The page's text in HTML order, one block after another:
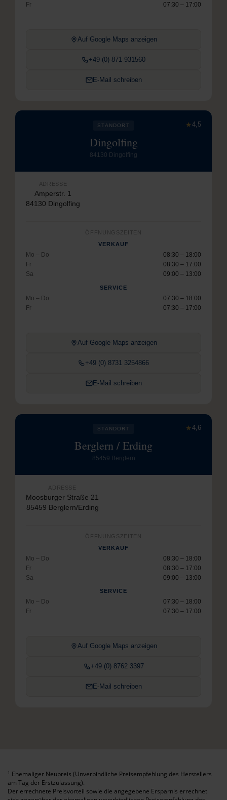
Fr
07:30 – 17:00
Auf Google Maps anzeigen
+49 (0) 871 931560
E-Mail schreiben
★4,5
STANDORT
Dingolfing
84130 Dingolfing
ADRESSE
Amperstr. 1
84130 Dingolfing
ÖFFNUNGSZEITEN
VERKAUF
Mo – Do
08:30 – 18:00
Fr
08:30 – 17:00
Sa
09:00 – 13:00
SERVICE
Mo – Do
07:30 – 18:00
Fr
07:30 – 17:00
Auf Google Maps anzeigen
+49 (0) 8731 3254866
E-Mail schreiben
★4,6
STANDORT
Berglern / Erding
85459 Berglern
ADRESSE
Moosburger Straße 21
85459 Berglern/Erding
ÖFFNUNGSZEITEN
VERKAUF
Mo – Do
08:30 – 18:00
Fr
08:30 – 17:00
Sa
09:00 – 13:00
SERVICE
Mo – Do
07:30 – 18:00
Fr
07:30 – 17:00
Auf Google Maps anzeigen
+49 (0) 8762 3397
E-Mail schreiben
1 Ehemaliger Neupreis (Unverbindliche Preisempfehlung des Herstellers
am Tag der Erstzulassung).
Der errechnete Preisvorteil sowie die angegebene Ersparnis errechnet